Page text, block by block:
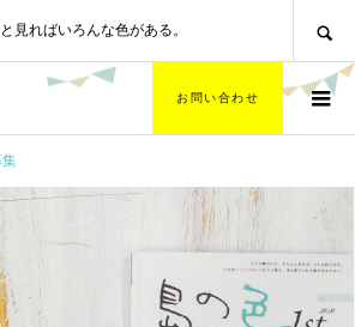
見ればいろんな色がある。
お問い合わせ
集